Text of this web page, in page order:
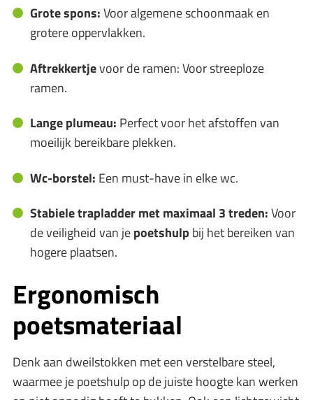
Grote spons:Voor algemene schoonmaak en
grotere oppervlakken.
Aftrekkertjevoor de ramen: Voor streeploze
ramen.
Lange plumeau: Perfect voor het afstoffen van
moeilijk bereikbare plekken.
Wc-borstel: Een must-have in elke wc.
Stabiele trapladder met maximaal 3 treden:Voor
de veiligheid van jepoetshulp bij het bereiken van
hogere plaatsen.
Ergonomisch
poetsmateriaal
Denk aan dweilstokken met een verstelbare steel,
waarmee je poetshulp op de juiste hoogte kan werken